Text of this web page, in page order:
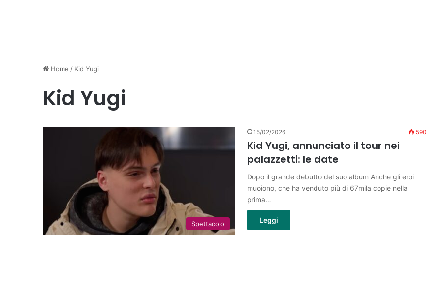
Home / Kid Yugi
Kid Yugi
Spettacolo
15/02/2026 590
Kid Yugi, annunciato il tour nei
palazzetti: le date
Dopo il grande debutto del suo album Anche gli eroi
muoiono, che ha venduto più di 67mila copie nella
prima…
Leggi